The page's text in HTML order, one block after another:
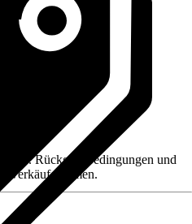
z. B. Rückgabebedingungen und
Verkäufernamen.